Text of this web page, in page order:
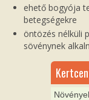
ehető bogyója
betegségekre
öntözés nélküli
sövénynek